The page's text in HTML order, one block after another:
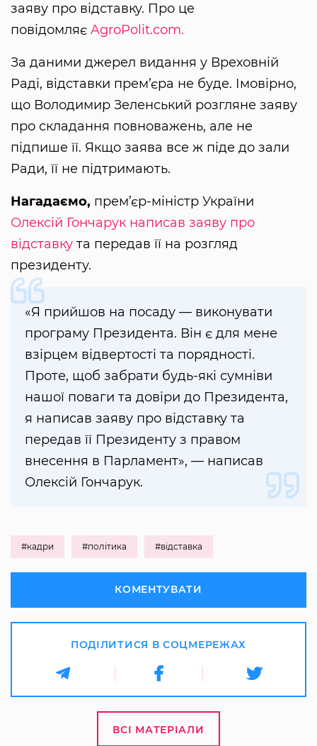
заяву про відставку. Про це
повідомляє AgroPolit.com.
За даними джерел видання у Вреховній
Раді, відставки прем’єра не буде. Імовірно,
що Володимир Зеленський розгляне заяву
про складання повноважень, але не
підпише її. Якщо заява все ж піде до зали
Ради, її не підтримають.
Нагадаємо, прем’єр-міністр України
Олексій Гончарук написав заяву про
відставку та передав її на розгляд
президенту.
«Я прийшов на посаду — виконувати
програму Президента. Він є для мене
взірцем відвертості та порядності.
Проте, щоб забрати будь-які сумніви
нашої поваги та довіри до Президента,
я написав заяву про відставку та
передав її Президенту з правом
внесення в Парламент», — написав
Олексій Гончарук.
#кадри #політика #відставка
КОМЕНТУВАТИ
ПОДІЛИТИСЯ В СОЦМЕРЕЖАХ
ВСІ МАТЕРІАЛИ